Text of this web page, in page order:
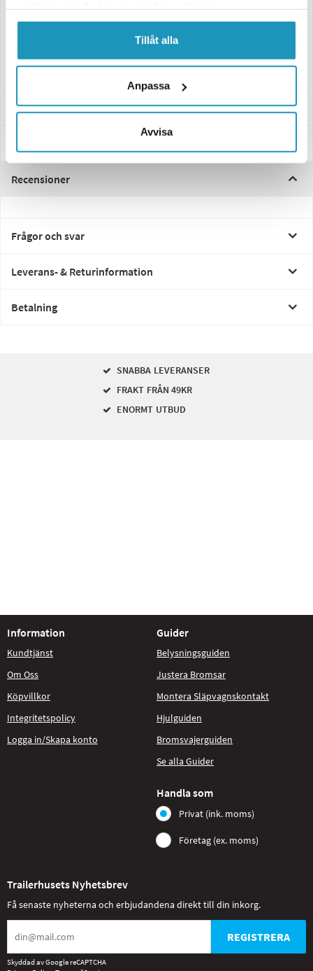
Tillåt alla
Anpassa
Avvisa
L569 B153 H88. 12-36V 7-funktionella. AMP Kontakt.
Prisvärd Baklampa till släpvagn
Specifikationer
Recensioner
Frågor och svar
Leverans- & Returinformation
Betalning
SNABBA LEVERANSER
FRAKT FRÅN 49KR
ENORMT UTBUD
Information
Kundtjänst
Om Oss
Köpvillkor
Integritetspolicy
Logga in/Skapa konto
Guider
Belysningsguiden
Justera Bromsar
Montera Släpvagnskontakt
Hjulguiden
Bromsvajerguiden
Se alla Guider
Handla som
Privat (ink. moms)
Företag (ex. moms)
Trailerhusets Nyhetsbrev
Få senaste nyheterna och erbjudandena direkt till din inkorg.
REGISTRERA
Skyddad av Google reCAPTCHA